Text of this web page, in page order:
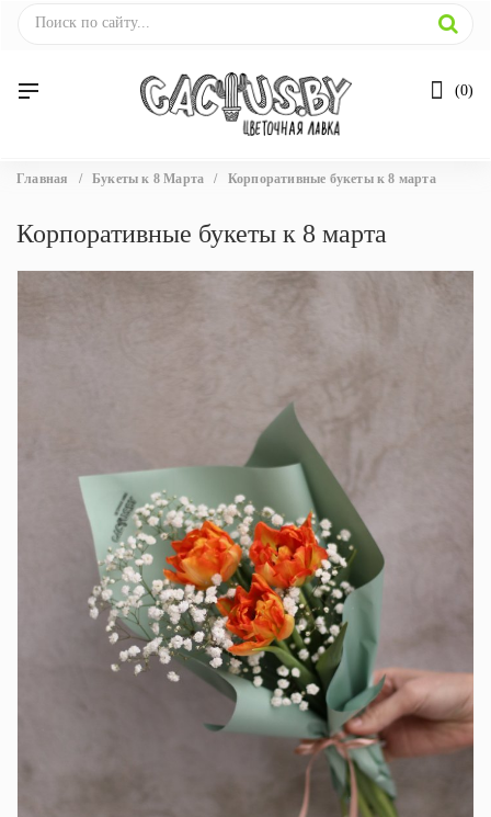
0
Вы
Главная / Букеты к 8 Марта / Корпоративные букеты к 8 марта
Корпоративные букеты к 8 марта